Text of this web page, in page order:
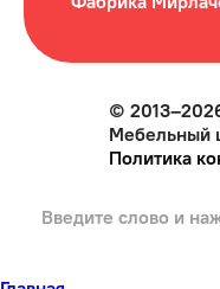
©
Мебельный
Политика